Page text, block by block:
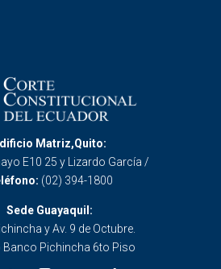
Matriz,Quito:
E10 25 y Lizardo García /
(02) 394-1800
Sede Guayaquil:
y Av. 9 de Octubre.
Banco Pichincha 6to Piso